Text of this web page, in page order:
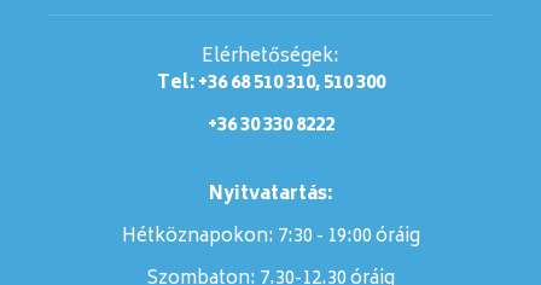
Elérhetőségek:
Tel: +36 68 510 310, 510 300
+36 30 330 8222
Nyitvatartás:
Hétköznapokon: 7:30 - 19:00 óráig